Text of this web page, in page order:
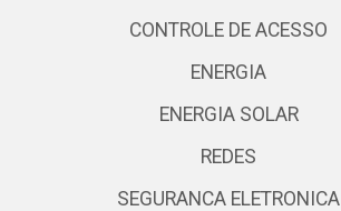
CONTROLE DE ACESSO
ENERGIA
ENERGIA SOLAR
REDES
SEGURANCA ELETRONICA